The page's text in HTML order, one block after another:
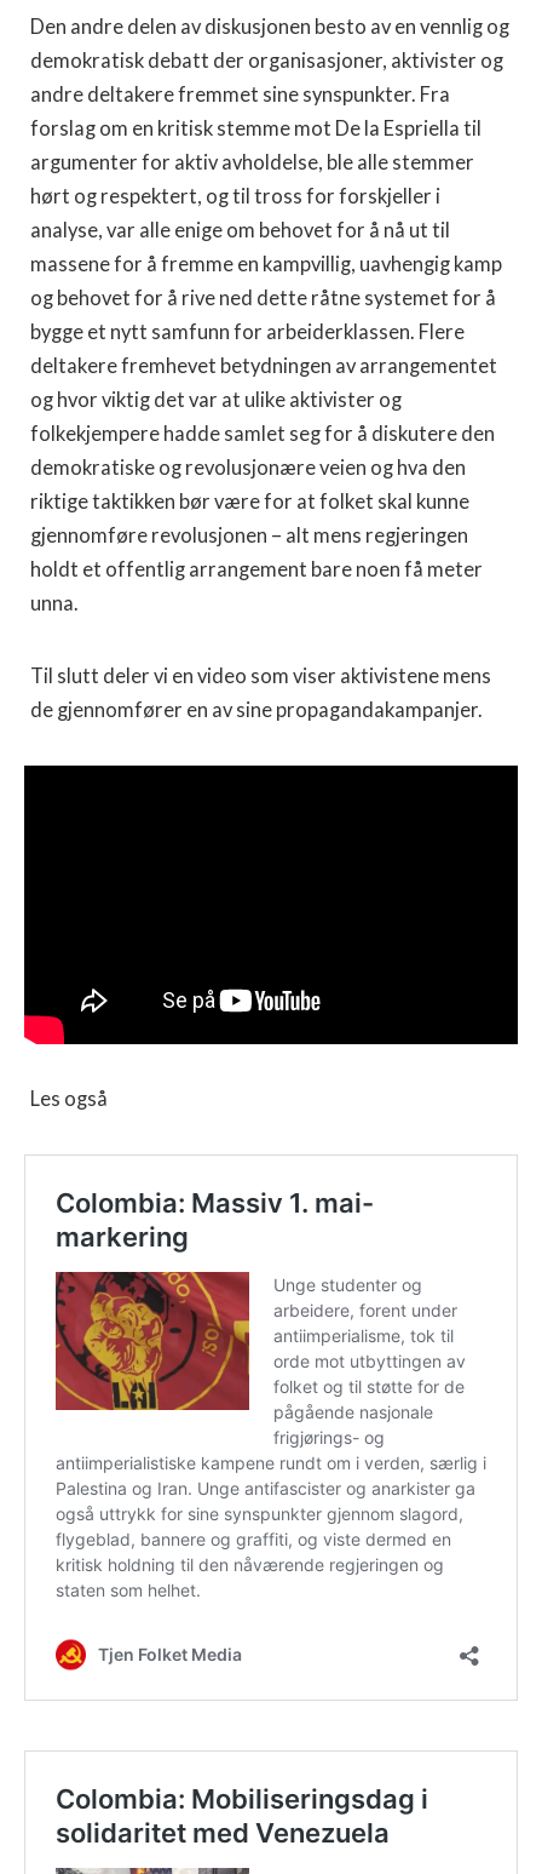
Den andre delen av diskusjonen besto av en vennlig og
demokratisk debatt der organisasjoner, aktivister og
andre deltakere fremmet sine synspunkter. Fra
forslag om en kritisk stemme mot De la Espriella til
argumenter for aktiv avholdelse, ble alle stemmer
hørt og respektert, og til tross for forskjeller i
analyse, var alle enige om behovet for å nå ut til
massene for å fremme en kampvillig, uavhengig kamp
og behovet for å rive ned dette råtne systemet for å
bygge et nytt samfunn for arbeiderklassen. Flere
deltakere fremhevet betydningen av arrangementet
og hvor viktig det var at ulike aktivister og
folkekjempere hadde samlet seg for å diskutere den
demokratiske og revolusjonære veien og hva den
riktige taktikken bør være for at folket skal kunne
gjennomføre revolusjonen – alt mens regjeringen
holdt et offentlig arrangement bare noen få meter
unna.
Til slutt deler vi en video som viser aktivistene mens
de gjennomfører en av sine propagandakampanjer.
Les også